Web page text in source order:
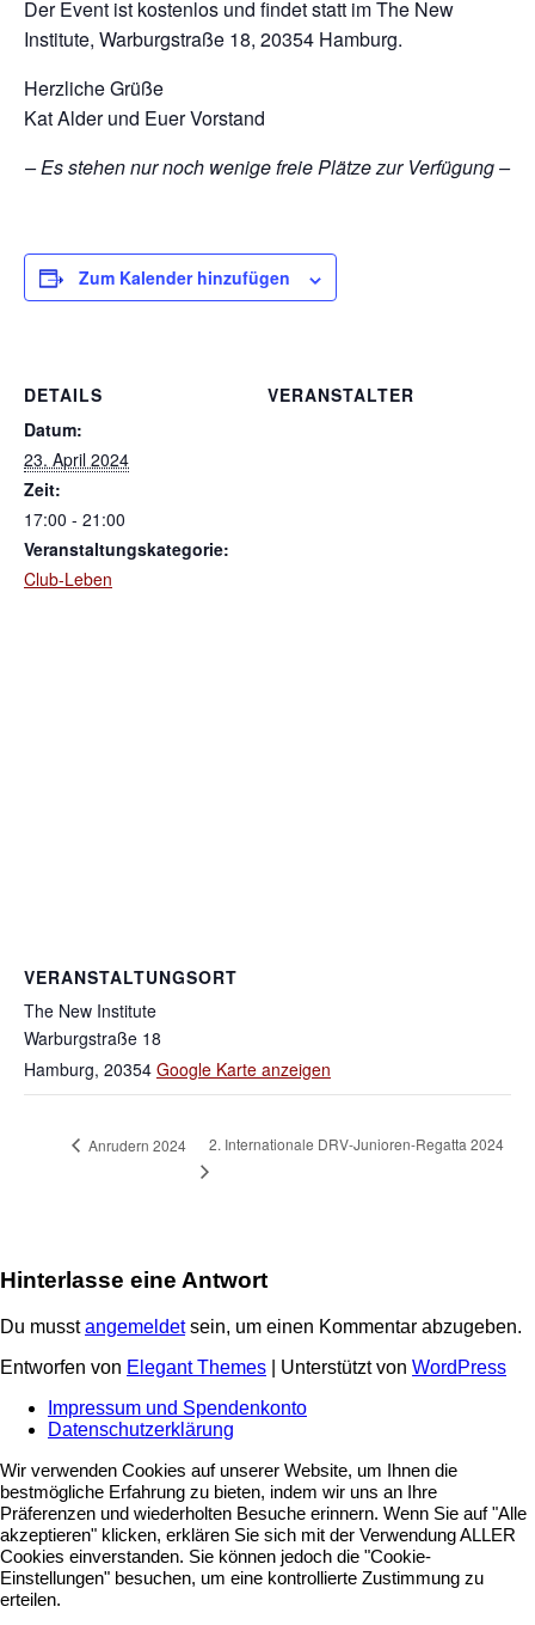
Der Event ist kostenlos und findet statt im The New
Institute, Warburgstraße 18, 20354 Hamburg.
Herzliche Grüße
Kat Alder und Euer Vorstand
– Es stehen nur noch wenige freie Plätze zur Verfügung –
Zum Kalender hinzufügen
DETAILS
Datum:
23. April 2024
Zeit:
17:00 - 21:00
Veranstaltungskategorie:
Club-Leben
VERANSTALTER
VERANSTALTUNGSORT
The New Institute
Warburgstraße 18
Hamburg, 20354 Google Karte anzeigen
Anrudern 2024 2. Internationale DRV-Junioren-Regatta 2024
Hinterlasse eine Antwort
Du musstangemeldetsein, um einen Kommentar abzugeben.
Entworfen von Elegant Themes | Unterstützt von WordPress
Impressum und Spendenkonto
Datenschutzerklärung
Wir verwenden Cookies auf unserer Website, um Ihnen die
bestmögliche Erfahrung zu bieten, indem wir uns an Ihre
Präferenzen und wiederholten Besuche erinnern. Wenn Sie auf "Alle
akzeptieren" klicken, erklären Sie sich mit der Verwendung ALLER
Cookies einverstanden. Sie können jedoch die "Cookie-
Einstellungen" besuchen, um eine kontrollierte Zustimmung zu
erteilen.